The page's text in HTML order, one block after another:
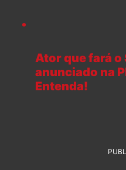
Ator que fará o
anunciado na
Entenda!